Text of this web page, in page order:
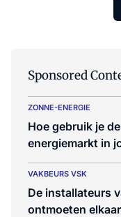
Sponsored
ZONNE-ENERGIE
Hoe gebruik je
energiemarkt in
VAKBEURS VSK
De installateurs
ontmoeten